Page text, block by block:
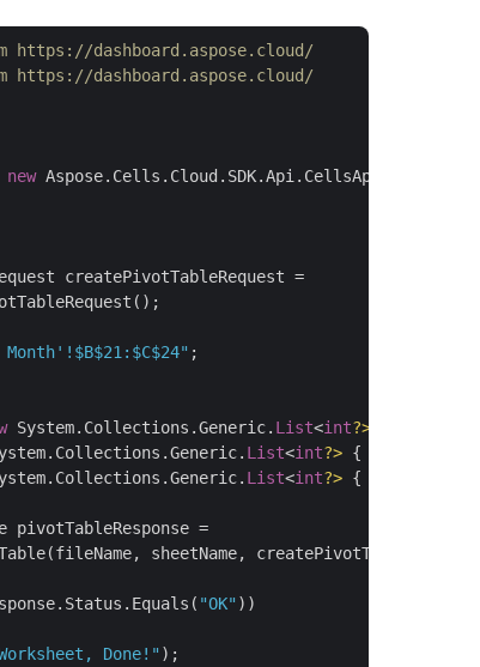
https://dashboard.aspose.cloud/
https://dashboard.aspose.cloud/
new Aspose.Cells.Cloud.SDK.Api.CellsApi(MyAppSid,
createPivotTableRequest =
$B$21: $C$24" ;
System.Collections.Generic. List<int?>
List<int?> {
List<int?> {
pivotTableResponse =
sheetName,
"OK" ))
Done!" );